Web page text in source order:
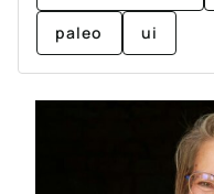
paleo ui